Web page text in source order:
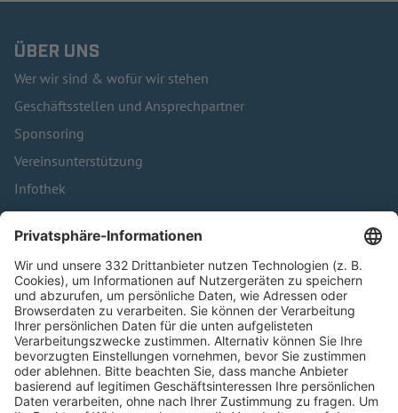
ÜBER UNS
Wer wir sind & wofür wir stehen
Geschäftsstellen und Ansprechpartner
Sponsoring
Vereinsunterstützung
Infothek
Kontakt
HÄUFIG BESUCHTE SEITEN
Pässe und Vereinswechsel
Trainerausbildung
Schulungsangebot Vereinsmitarbeiter
BFV-Geschäftsstellen
Trainerbörse